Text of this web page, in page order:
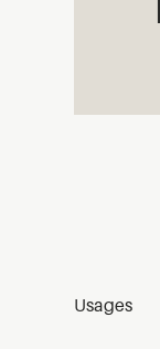
Usages